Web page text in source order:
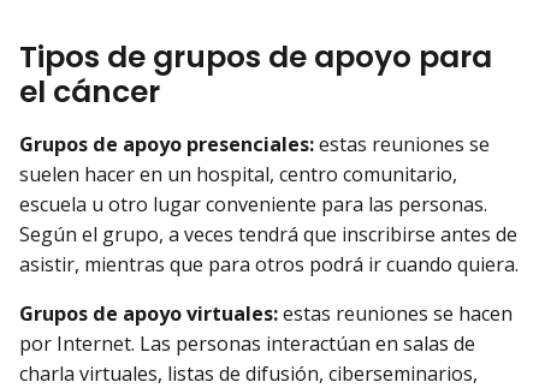
Tipos de grupos de apoyo para
el cáncer
Grupos de apoyo presenciales:estas reuniones se
suelen hacer en un hospital, centro comunitario,
escuela u otro lugar conveniente para las personas.
Según el grupo, a veces tendrá que inscribirse antes de
asistir, mientras que para otros podrá ir cuando quiera.
Grupos de apoyo virtuales:estas reuniones se hacen
por Internet. Las personas interactúan en salas de
charla virtuales, listas de difusión, ciberseminarios,